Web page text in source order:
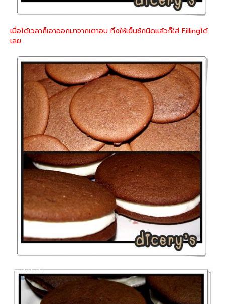
เมื่อได้เวลาก็เอาออกมาจากเตาอบ ทิ้งให้เย็นซักนิดแล้วก็ใส่ Fillingได้
เลย